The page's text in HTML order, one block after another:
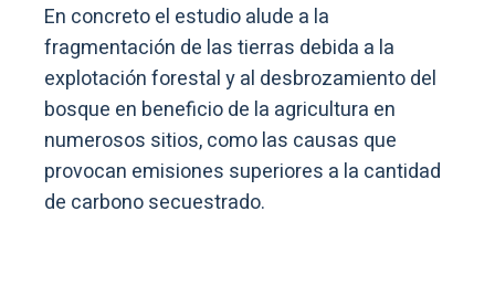
En concreto el estudio alude a la
fragmentación de las tierras debida a la
explotación forestal y al desbrozamiento del
bosque en beneficio de la agricultura en
numerosos sitios, como las causas que
provocan emisiones superiores a la cantidad
de carbono secuestrado.